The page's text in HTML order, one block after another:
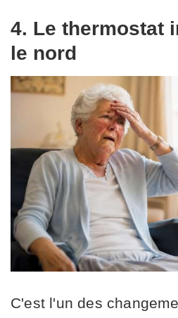
4. Le thermostat
le nord
C'est l'un des